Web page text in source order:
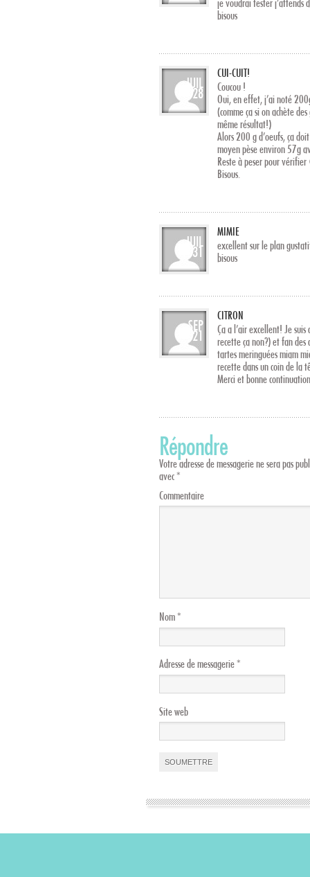
bisous
JUIL
28
CUI-CUIT!
Coucou !
Oui, en effet, j’ai noté
(comme ça si on achète
même résultat!)
Alors 200 g d’oeufs, ça
moyen pèse environ 57g
Reste à peser pour
Bisous.
JUIL
31
MIMIE
excellent sur le plan
bisous
SEP
21
CITRON
Ça a l’air excellent! Je
recette ça non?) et fan des
tartes meringuées miam
recette dans un coin de la
Merci et bonne
Répondre
Votre adresse de messagerie ne sera pas
avec*
Commentaire
Nom*
Adresse de messagerie*
Site web